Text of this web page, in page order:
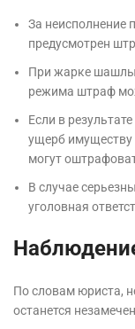
За неисполнение
предусмотрен
При жарке
режима штраф
Если в
ущерб имуществу
могут
В случае
уголовная
По словам юриста,
останется